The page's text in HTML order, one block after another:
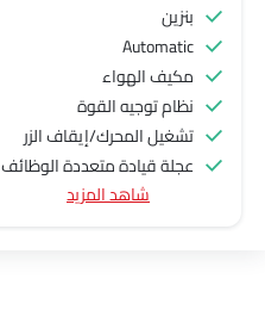
بنزين
Automatic
مكيف الهواء
نظام توجيه القوة
تشغيل المحرك/إيقاف الزر
عجلة قيادة متعددة الوظائف
الراديو هي AM (تعديل السعة) أو FM (تضمين التردد)،شاهد المزيد